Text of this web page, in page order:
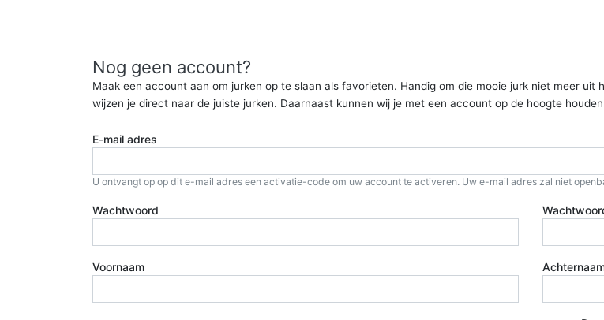
Nog geen account?
Maak een account aan om jurken op te slaan als favorieten. Handig om die mooie jurk niet meer
wijzen je direct naar de juiste jurken. Daarnaast kunnen wij je met een account op de hoogte
E-mail adres
U ontvangt op op dit e-mail adres een activatie-code om uw account te activeren. Uw e-mail adres zal niet
Wachtwoord
Voornaam